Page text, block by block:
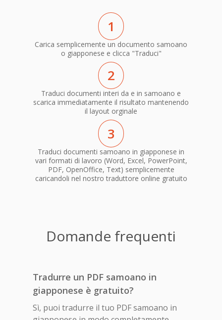
1
Carica semplicemente un documento samoano
o giapponese e clicca "Traduci"
2
Traduci documenti interi da e in samoano e
scarica immediatamente il risultato mantenendo
il layout orginale
3
Traduci documenti samoano in giapponese in
vari formati di lavoro (Word, Excel, PowerPoint,
PDF, OpenOffice, Text) semplicemente
caricandoli nel nostro traduttore online gratuito
Domande frequenti
Tradurre un PDF samoano in
giapponese è gratuito?
Sì, puoi tradurre il tuo PDF samoano in